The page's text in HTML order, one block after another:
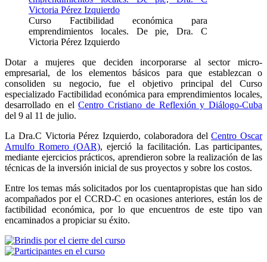
Curso Factibilidad económica para
emprendimientos locales. De pie, Dra. C
Victoria Pérez Izquierdo
Dotar a mujeres que deciden incorporarse al sector micro-
empresarial, de los elementos básicos para que establezcan o
consoliden su negocio, fue el objetivo principal del Curso
especializado Factibilidad económica para emprendimientos locales,
desarrollado en elCentro Cristiano de Reflexión y Diálogo-Cuba
del 9 al 11 de julio.
La Dra.C Victoria Pérez Izquierdo, colaboradora delCentro Oscar
Arnulfo Romero (OAR), ejerció la facilitación. Las participantes,
mediante ejercicios prácticos, aprendieron sobre la realización de las
técnicas de la inversión inicial de sus proyectos y sobre los costos.
Entre los temas más solicitados por los cuentapropistas que han sido
acompañados por el CCRD-C en ocasiones anteriores, están los de
factibilidad económica, por lo que encuentros de este tipo van
encaminados a propiciar su éxito.